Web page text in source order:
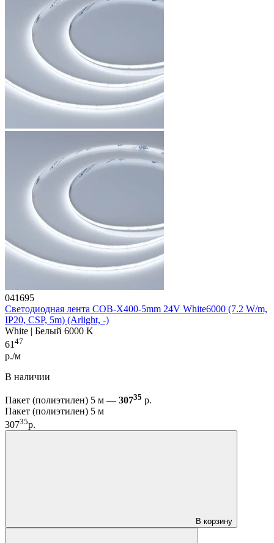
041695
Светодиодная лента COB-X400-5mm 24V White6000 (7.2 W/m,
IP20, CSP, 5m) (Arlight, -)
White | Белый 6000 K
6147
р./м
В наличии
Пакет (полиэтилен) 5 м — 30735 р.
Пакет (полиэтилен) 5 м
30735р.
В корзину